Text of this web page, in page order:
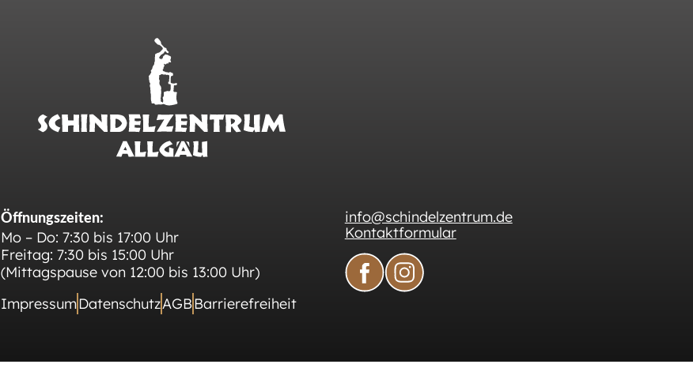
Öffnungszeiten:
Mo – Do: 7:30 bis 17:00 Uhr
Freitag: 7:30 bis 15:00 Uhr
(Mittagspause von 12:00 bis 13:00 Uhr)
ImpressumDatenschutzAGBBarrierefreiheit
info@schindelzentrum.de
Kontaktformular